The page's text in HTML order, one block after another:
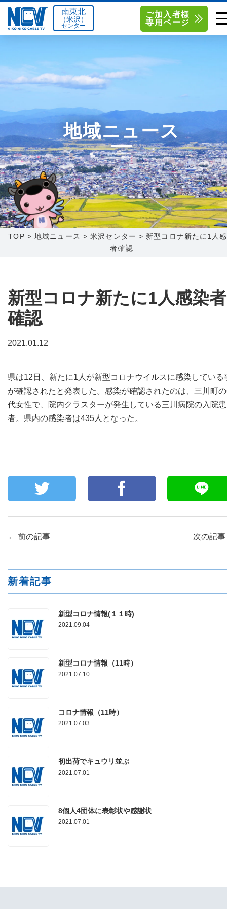
南東北センター（福島）
函館センター 0138-34-2525
新潟センター 025-210-1200
単品料金
お得なセットプラン
料金シミュレーション
サポート
Q&A
センター情報
お問い合わせ
お申し込み
〒992-0044
山形県米沢市春日四丁目2-75
0238-24-2525
営業時間 9:00～18:00
南東北センター(福島)
〒960-8252
福島県福島市御山字一本松17-1-
1
0120-173-577
営業時間 9:15～18:00
〒041-0801
営業時間 9:00～18:00 営業時間 9:00～18:00
南東北
（米沢）
センター
ご加入者様
専用ページ
地域ニュース
TOP >地域ニュース >米沢センター > 新型コロナ新たに1人
者確認
新型コロナ新たに1人感染者
確認
2021.01.12
県は12日、新たに1人が新型コロナウイルスに感染している
が確認されたと発表した。感染が確認されたのは、三川町
代女性で、院内クラスターが発生している三川病院の入院患
者。県内の感染者は435人となった。
← 前の記事 次の記事
新着記事
新型コロナ情報(１１時)
2021.09.04
新型コロナ情報（11時）
2021.07.10
コロナ情報（11時）
2021.07.03
初出荷でキュウリ並ぶ
2021.07.01
8個人4団体に表彰状や感謝状
2021.07.01